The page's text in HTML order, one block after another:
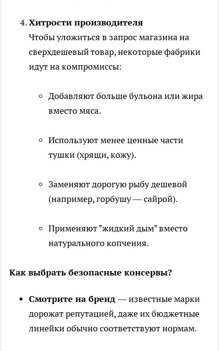
Хитрости производителя
Чтобы уложиться в запрос магазина на
сверхдешевый товар, некоторые фабрики
идут на компромиссы:
Добавляют больше бульона или жира
вместо мяса.
Используют менее ценные части
тушки (хрящи, кожу).
Заменяют дорогую рыбу дешевой
(например, горбушу — сайрой).
Применяют "жидкий дым" вместо
натурального копчения.
Как выбрать безопасные консервы?
Смотрите на бренд— известные марки
дорожат репутацией, даже их бюджетные
линейки обычно соответствуют нормам.